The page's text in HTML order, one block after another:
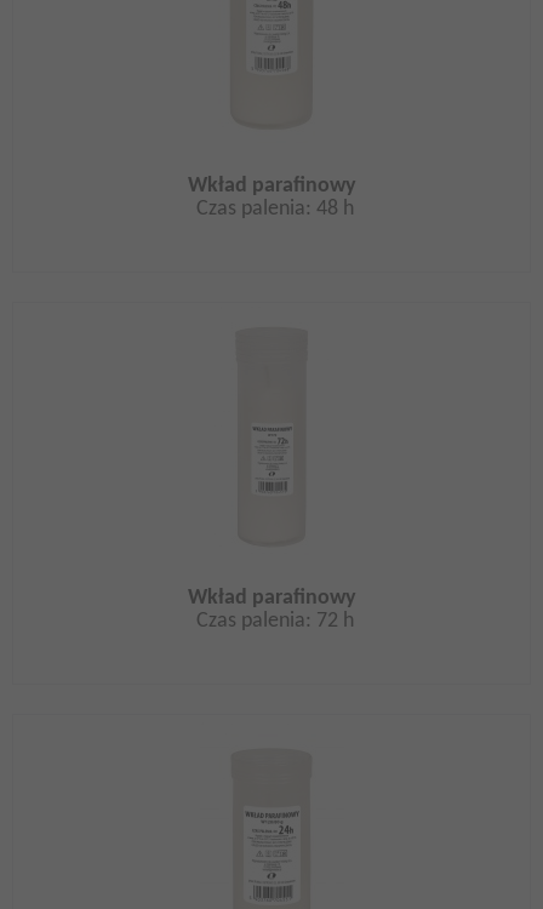
Wkład parafinowy
Czas palenia: 48 h
Wkład parafinowy
Czas palenia: 72 h